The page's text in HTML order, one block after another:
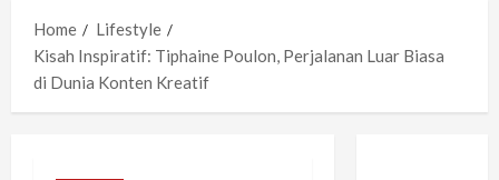
Home
Lifestyle
Kisah Inspiratif: Tiphaine Poulon, Perjalanan Luar Biasa
di Dunia Konten Kreatif